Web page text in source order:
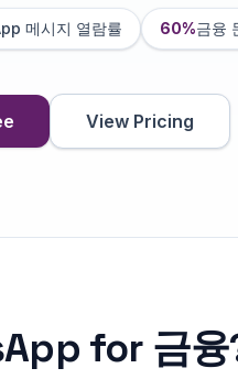
메시지 열람률 60%금융
View Pricing
for 금융